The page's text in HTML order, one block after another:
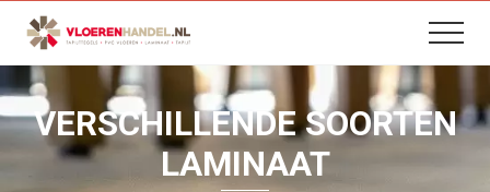
Menu
Skip
content
Skip
footer
Menu
VERSCHILLENDE SOORTEN
LAMINAAT